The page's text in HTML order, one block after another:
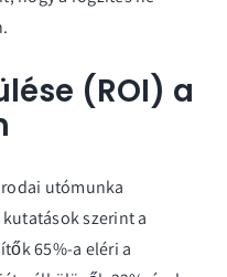
(ROI) a
utómunka
szerint a
65%-a eléri a